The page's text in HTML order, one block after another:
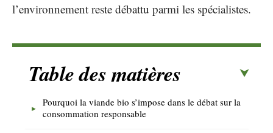
l’environnement reste débattu parmi les spécialistes.
Table des matières
Pourquoi la viande bio s’impose dans le débat sur la
consommation responsable